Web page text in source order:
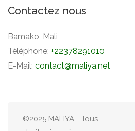
Contactez nous
Bamako, Mali
Téléphone: +22378291010
E-Mail: contact@maliya.net
©2025 MALIYA - Tous